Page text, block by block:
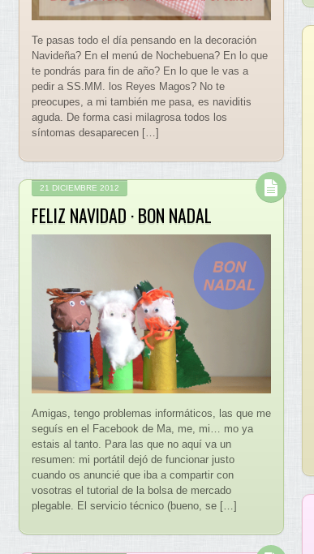
Te pasas todo el día pensando en la decoración
Navideña? En el menú de Nochebuena? En lo que
te pondrás para fin de año? En lo que le vas a
pedir a SS.MM. los Reyes Magos? No te
preocupes, a mi también me pasa, es naviditis
aguda. De forma casi milagrosa todos los
síntomas desaparecen […]
21 DICIEMBRE 2012
FELIZ NAVIDAD · BON NADAL
Amigas, tengo problemas informáticos, las que me
seguís en el Facebook de Ma, me, mi… mo ya
estais al tanto. Para las que no aquí va un
resumen: mi portátil dejó de funcionar justo
cuando os anuncié que iba a compartir con
vosotras el tutorial de la bolsa de mercado
plegable. El servicio técnico (bueno, se […]